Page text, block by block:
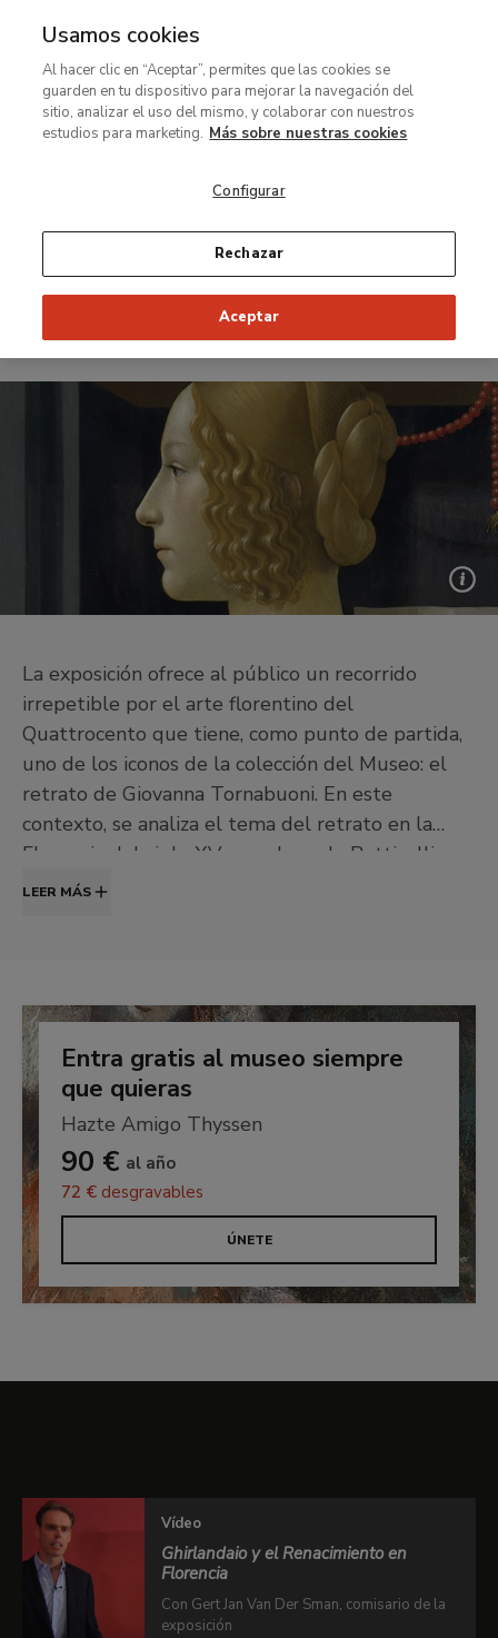
MENÚ
contenido
principal
Exposición temporal
Ghirlandaio y el
Renacimiento en
Florencia
Del 23 de junio al 10 de octubre de 2010
La exposición ofrece al público un recorrido
irrepetible por el arte florentino del
Quattrocento que tiene, como punto de partida,
uno de los iconos de la colección del Museo: el
retrato de Giovanna Tornabuoni. En este
contexto, se analiza el tema del retrato en la
Florencia del siglo XV, con obras de Botticelli o
Pollaiuolo además de Ghirlandaio, y se
dedica un importante apartado al arte religioso
desplegado en el ámbito privado donde se reúne
no sólo pintura sobre tabla sino también
esculturas, manuscritos y otros objetos artísticos
de altísima calidad.
LEER MÁS
Entra gratis al museo siempre
que quieras
Hazte Amigo Thyssen
90 € al año
72 € desgravables
ÚNETE
Vídeo
Ghirlandaio y el Renacimiento en
Florencia
Con Gert Jan Van Der Sman, comisario de la
exposición
Usamos cookies
Al hacer clic en “Aceptar”, permites que las cookies se
guarden en tu dispositivo para mejorar la navegación del
sitio, analizar el uso del mismo, y colaborar con nuestros
estudios para marketing. Más sobre nuestras cookies
Configurar
Rechazar
Aceptar